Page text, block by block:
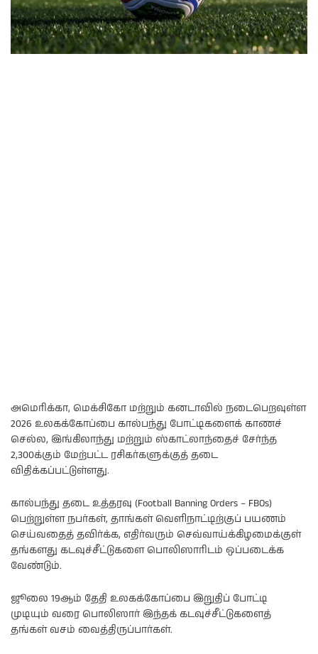
அமெரிக்கா, மெக்சிகோ மற்றும் கனடாவில் நடைபெறவுள்ள
2026 உலகக்கோப்பை கால்பந்து போட்டிகளைக் காணச்
செல்ல, இங்கிலாந்து மற்றும் ஸ்காட்லாந்தைச் சேர்ந்த
2,300க்கும் மேற்பட்ட ரசிகர்களுக்குத் தடை
விதிக்கப்பட்டுள்ளது.
கால்பந்து தடை உத்தரவு (Football Banning Orders – FBOs)
பெற்றுள்ள நபர்கள், தாங்கள் வெளிநாட்டிற்குப் பயணம்
செய்வதைத் தவிர்க்க, எதிர்வரும் செவ்வாய்க்கிழமைக்குள்
தங்களது கடவுச்சீட்டுகளை பொலிஸாரிடம் ஒப்படைக்க
வேண்டும்.
ஜூலை 19ஆம் தேதி உலகக்கோப்பை இறுதிப் போட்டி
முடியும் வரை பொலிஸார் இந்தக் கடவுச்சீட்டுகளைத்
தங்கள் வசம் வைத்திருப்பார்கள்.